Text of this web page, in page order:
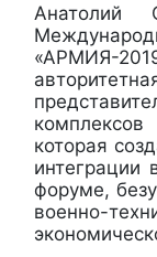
Анатолий
«АРМИЯ-
которая
интеграции
форуме,
военно-